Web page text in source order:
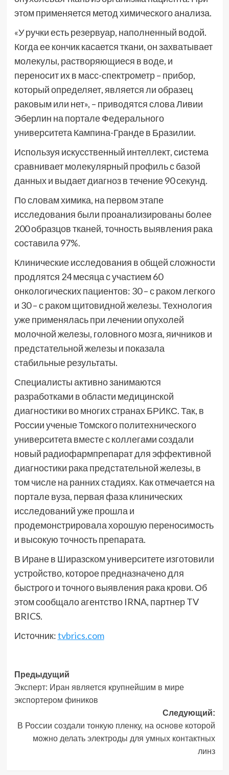
этом применяется метод химического анализа.
«У ручки есть резервуар, наполненный водой.
Когда ее кончик касается ткани, он захватывает
молекулы, растворяющиеся в воде, и
переносит их в масс-спектрометр – прибор,
который определяет, является ли образец
раковым или нет», – приводятся слова Ливии
Эберлин на портале Федерального
университета Кампина-Гранде в Бразилии.
Используя искусственный интеллект, система
сравнивает молекулярный профиль с базой
данных и выдает диагноз в течение 90 секунд.
По словам химика, на первом этапе
исследования были проанализированы более
200 образцов тканей, точность выявления рака
составила 97%.
Клинические исследования в общей сложности
продлятся 24 месяца с участием 60
онкологических пациентов: 30 – с раком легкого
и 30 – с раком щитовидной железы. Технология
уже применялась при лечении опухолей
молочной железы, головного мозга, яичников и
предстательной железы и показала
стабильные результаты.
Специалисты активно занимаются
разработками в области медицинской
диагностики во многих странах БРИКС. Так, в
России ученые Томского политехнического
университета вместе с коллегами создали
новый радиофармпрепарат для эффективной
диагностики рака предстательной железы, в
том числе на ранних стадиях. Как отмечается на
портале вуза, первая фаза клинических
исследований уже прошла и
продемонстрировала хорошую переносимость
и высокую точность препарата.
В Иране в Ширазском университете изготовили
устройство, которое предназначено для
быстрого и точного выявления рака крови. Об
этом сообщало агентство IRNA, партнер TV
BRICS.
Источник:tvbrics.com
Навигация
записи
Предыдущий
Эксперт: Иран является крупнейшим в мире
экспортером фиников
Следующий:
В России создали тонкую пленку, на основе которой
можно делать электроды для умных контактных
линз